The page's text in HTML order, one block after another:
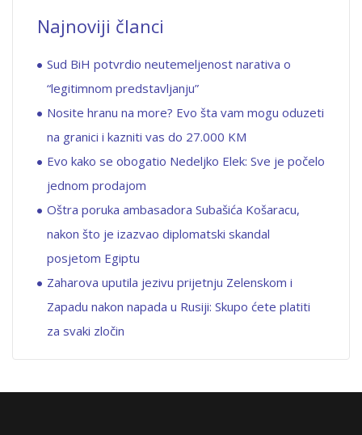
Najnoviji članci
Sud BiH potvrdio neutemeljenost narativa o
“legitimnom predstavljanju”
Nosite hranu na more? Evo šta vam mogu oduzeti
na granici i kazniti vas do 27.000 KM
Evo kako se obogatio Nedeljko Elek: Sve je počelo
jednom prodajom
Oštra poruka ambasadora Subašića Košaracu,
nakon što je izazvao diplomatski skandal
posjetom Egiptu
Zaharova uputila jezivu prijetnju Zelenskom i
Zapadu nakon napada u Rusiji: Skupo ćete platiti
za svaki zločin